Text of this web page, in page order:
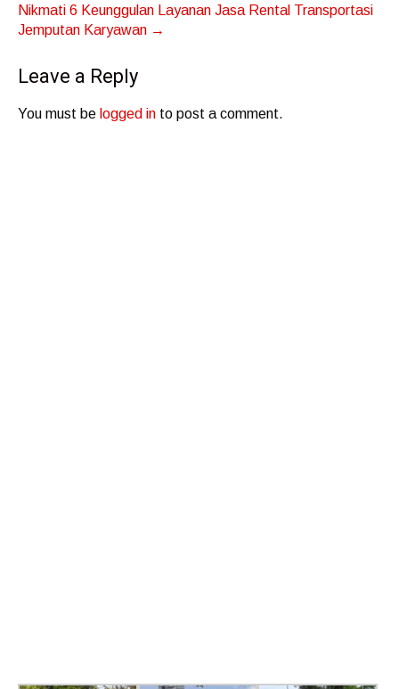
Nikmati 6 Keunggulan Layanan Jasa Rental Transportasi
Jemputan Karyawan →
Leave a Reply
You must be logged in to post a comment.